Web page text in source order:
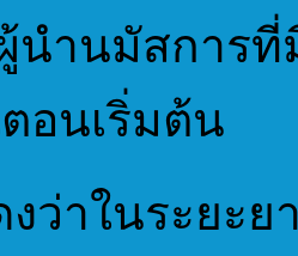
ผู้นำนมัสการ
อนเริ่มต้น
งว่าในระยะ